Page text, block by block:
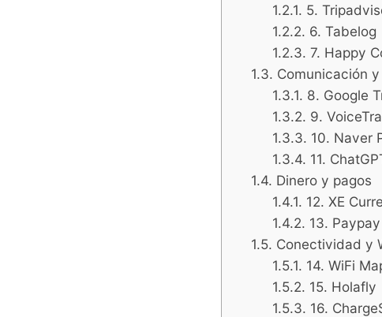
5.
6. Tabelog
7. Happy
Comunicación
8. Google
9. VoiceTra
10. Naver
11.
Dinero y pagos
12. XE
13. Paypay
Conectividad y
14. WiFi
15. Holafly
16.